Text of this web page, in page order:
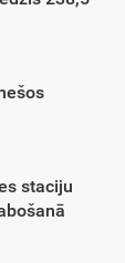
staciju